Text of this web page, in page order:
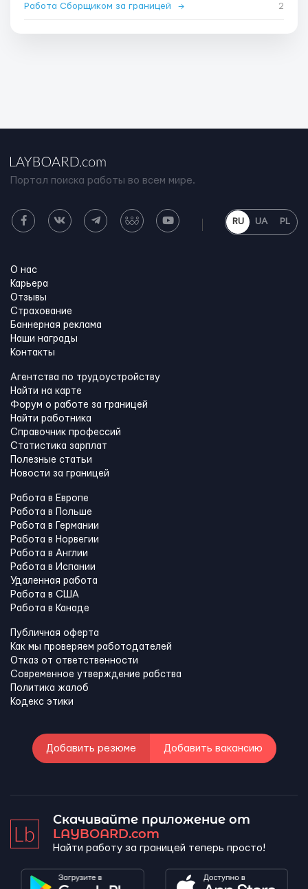
Работа Сборщиком за границей → 2
Портал поиска работы во всем мире.
RU UA PL
О нас
Карьера
Отзывы
Страхование
Баннерная реклама
Наши награды
Контакты
Агентства по трудоустройству
Найти на карте
Форум о работе за границей
Найти работника
Справочник профессий
Статистика зарплат
Полезные статьи
Новости за границей
Работа в Европе
Работа в Польше
Работа в Германии
Работа в Норвегии
Работа в Англии
Работа в Испании
Удаленная работа
Работа в США
Работа в Канадe
Публичная оферта
Как мы проверяем работодателей
Отказ от ответственности
Современное утверждение рабства
Политика жалоб
Кодекс этики
Добавить резюме Добавить вакансию
Скачивайте приложение от
LAYBOARD.com
Найти работу за границей теперь просто!